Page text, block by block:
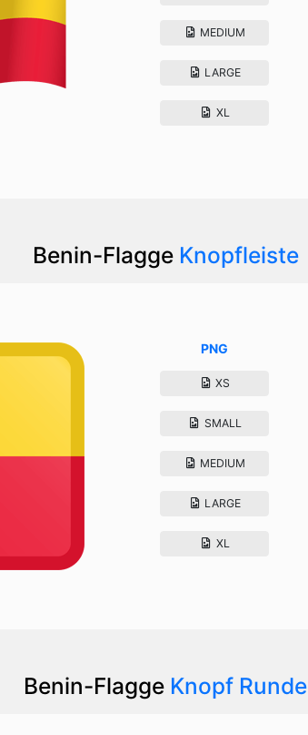
MEDIUM
LARGE
XL
Benin-Flagge Knopfleiste
PNG
XS
SMALL
MEDIUM
LARGE
XL
Benin-Flagge Knopf Runde